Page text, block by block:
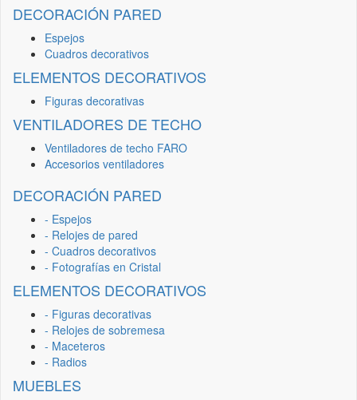
DECORACIÓN PARED
Espejos
Cuadros decorativos
ELEMENTOS DECORATIVOS
Figuras decorativas
VENTILADORES DE TECHO
Ventiladores de techo FARO
Accesorios ventiladores
DECORACIÓN PARED
- Espejos
- Relojes de pared
- Cuadros decorativos
- Fotografías en Cristal
ELEMENTOS DECORATIVOS
- Figuras decorativas
- Relojes de sobremesa
- Maceteros
- Radios
MUEBLES